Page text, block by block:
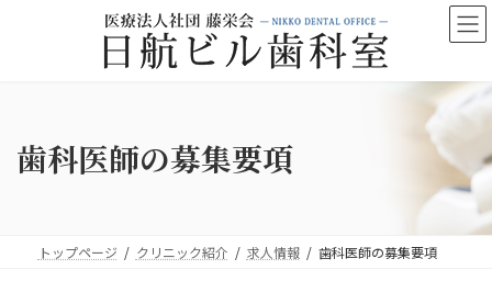
歯科医師の募集要項
トップページ クリニック紹介 求人情報 歯科医師の募集要項